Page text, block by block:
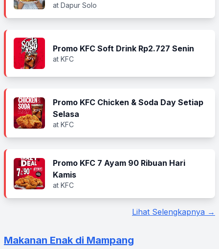
at Dapur Solo
Promo KFC Soft Drink Rp2.727 Senin
at KFC
Promo KFC Chicken & Soda Day Setiap
Selasa
at KFC
Promo KFC 7 Ayam 90 Ribuan Hari
Kamis
at KFC
Lihat Selengkapnya →
Makanan Enak di Mampang